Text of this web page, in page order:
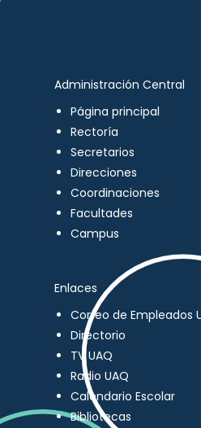
Administración Central
Página principal
Rectoría
Secretarios
Direcciones
Coordinaciones
Facultades
Campus
Enlaces
Correo de Empleados
Directorio
TV UAQ
Radio UAQ
Calendario Escolar
Bibliotecas